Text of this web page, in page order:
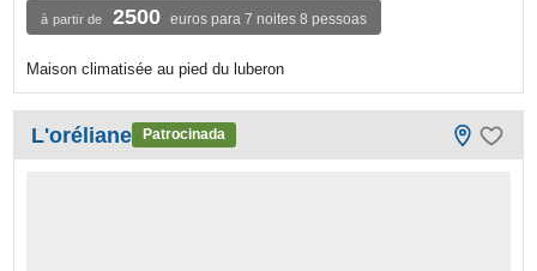
à partir de 2500 euros para 7 noites 8 pessoas
Maison climatisée au pied du luberon
L'oréliane Patrocinada